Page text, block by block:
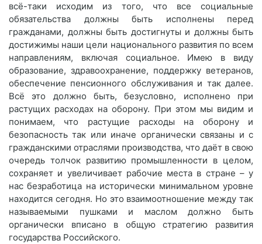
всё-таки исходим из того, что все социальные
обязательства должны быть исполнены перед
гражданами, должны быть достигнуты и должны быть
достижимы наши цели национального развития по всем
направлениям, включая социальное. Имею в виду
образование, здравоохранение, поддержку ветеранов,
обеспечение пенсионного обслуживания и так далее.
Всё это должно быть, безусловно, исполнено при
растущих расходах на оборону. При этом мы видим и
понимаем, что растущие расходы на оборону и
безопасность так или иначе органически связаны и с
гражданскими отраслями производства, что даёт в свою
очередь толчок развитию промышленности в целом,
сохраняет и увеличивает рабочие места в стране – у
нас безработица на исторически минимальном уровне
находится сегодня. Но это взаимоотношение между так
называемыми пушками и маслом должно быть
органически вписано в общую стратегию развития
государства Российского.